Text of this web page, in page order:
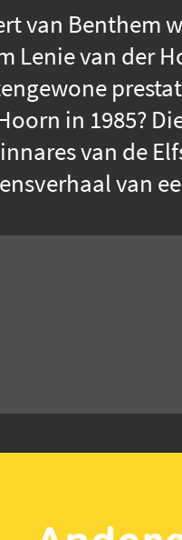
van Benthem
Lenie van der
in 1985?
van de
van